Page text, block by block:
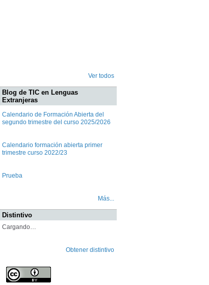
Ver todos
Blog de TIC en Lenguas
Extranjeras
Calendario de Formación Abierta del
segundo trimestre del curso 2025/2026
Calendario formación abierta primer
trimestre curso 2022/23
Prueba
Más...
Distintivo
Cargando…
Obtener distintivo